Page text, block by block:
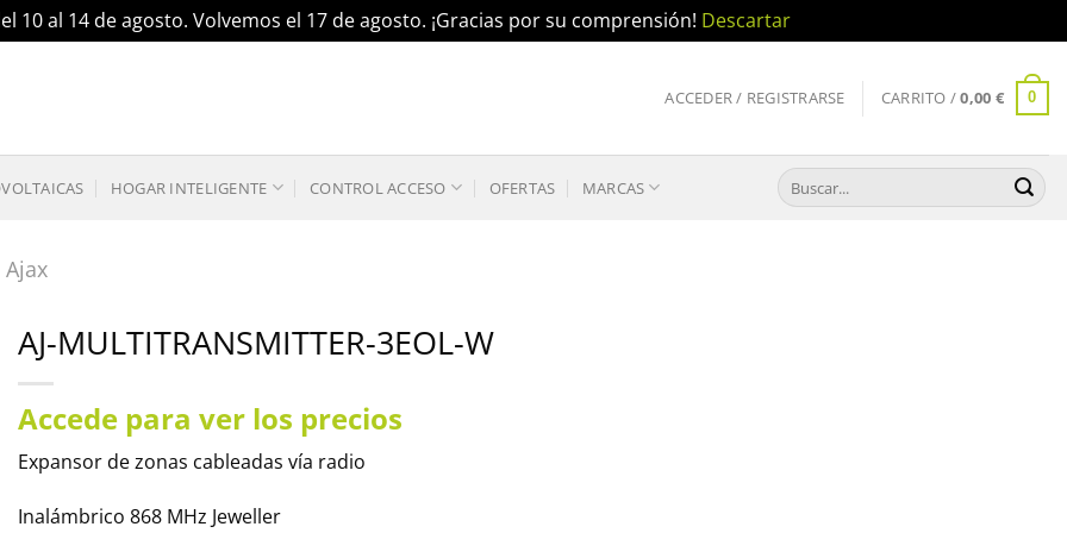
10 al 14 de agosto. Volvemos el 17 de agosto. ¡Gracias por su comprensión! Descartar
ACCEDER / REGISTRARSE CARRITO /0,00 € 0
HOGAR INTELIGENTE CONTROL ACCESO OFERTAS MARCAS
Buscar
por:
AJ-MULTITRANSMITTER-3EOL-W
Accede para ver los precios
Expansor de zonas cableadas vía radio
Inalámbrico 868 MHz Jeweller